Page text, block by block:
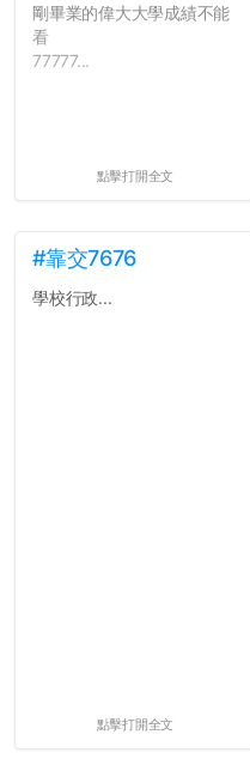
剛畢業的偉大大學成績不能
看
77777...
點擊打開全文
#靠交7676
學校行政...
點擊打開全文